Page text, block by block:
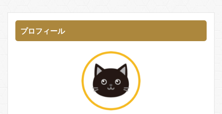
プロフィール